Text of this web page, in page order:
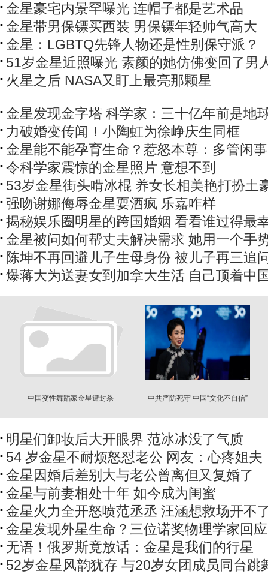
金星豪宅内景罕曝光 连帽子都是艺术品
金星带男保镖买西装 男保镖年轻帅气高大
金星：LGBTQ先锋人物还是性别保守派？
51岁金星近照曝光 素颜的她仿佛变回了男
火星之后 NASA又盯上最亮那颗星
金星发现金字塔 科学家：三十亿年前是地
力破婚变传闻！小陶虹为徐峥庆生同框
金星能不能孕育生命？惹怒本尊：多管闲事
令科学家震惊的金星照片 意想不到
53岁金星街头啃冰棍 养女长相美艳打扮土
强吻谢娜侮辱金星耍酒疯 乐嘉咋样
揭秘娱乐圈明星的跨国婚姻 看看谁过得最
金星被问如何帮丈夫解决需求 她用一个手
陈坤不再回避儿子生母身份 被儿子再三追
爆蒋大为送妻女到加拿大生活 自己顶着中
中国变性舞蹈家金星遭封杀 中共严防死守 中国“文化不自信”
明星们卸妆后大开眼界 范冰冰没了气质
54 岁金星不耐烦怒怼老公 网友：心疼姐夫
金星因婚后差别大与老公曾离但又复婚了
金星与前妻相处十年 如今成为闺蜜
金星火力全开怒喷范丞丞 汪涵想救场开不
金星发现外星生命？三位诺奖物理学家回应
无语！俄罗斯竟放话：金星是我们的行星
52岁金星风韵犹存 与20岁女团成员同台跳